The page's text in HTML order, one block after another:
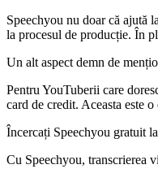
Speechyou nu doar că ajută
la procesul de producție. În
Un alt aspect demn de
Pentru YouTuberii care
card de credit. Aceasta este
Încercați Speechyou gratuit
Cu Speechyou, transcrierea